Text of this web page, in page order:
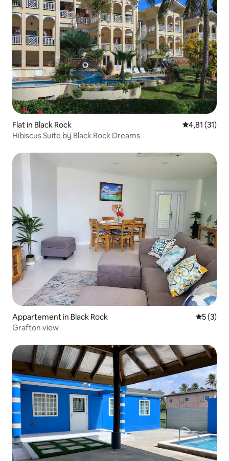
Flat in Black Rock Gemiddelde
4,81 (31)
Hibiscus Suite bij Black Rock Dreams
Appartement in Black Rock
5 (3)
Grafton view